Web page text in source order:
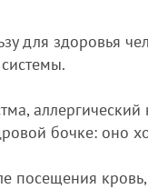
для здоровья
бочке: оно